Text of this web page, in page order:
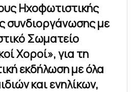
Ηχοφωτιστικής
συνδιοργάνωσης με
Σωματείο
Χοροί», για τη
εκδήλωση με όλα
και ενηλίκων,